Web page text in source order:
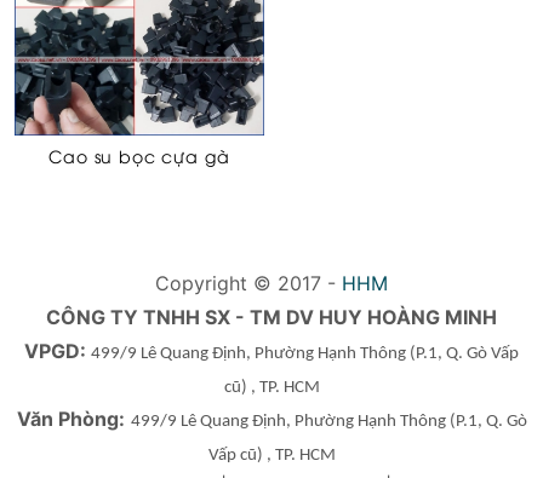
Cao su bọc cựa gà
Copyright © 2017 - HHM
CÔNG TY TNHH SX - TM DV HUY HOÀNG MINH
VPGD: 499/9 Lê Quang Định, Phường Hạnh Thông (P.1, Q. Gò Vấp
cũ) , TP. HCM
Văn Phòng: 499/9 Lê Quang Định, Phường Hạnh Thông(P.1, Q. Gò
Vấp cũ) , TP. HCM